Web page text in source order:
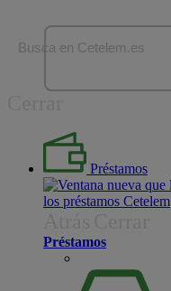
Busca en Cetelem.es
Préstamos
los préstamos Cetelem
Préstamos